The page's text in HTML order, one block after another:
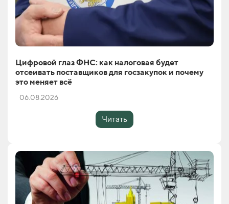
Цифровой глаз ФНС: как налоговая будет
отсеивать поставщиков для госзакупок и почему
это меняет всё
06.08.2026
Читать